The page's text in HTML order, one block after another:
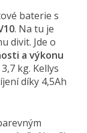
baterie s
. Na tu je
divit. Jde o
a výkonu
kg. Kellys
díky 4,5Ah